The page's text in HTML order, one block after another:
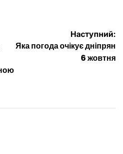
Наступний:
Яка погода очікує дніпрян
6 жовтня